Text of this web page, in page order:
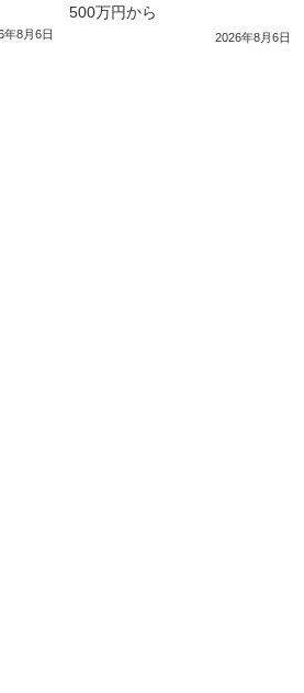
年8月6日
500万円から
2026年8月6日